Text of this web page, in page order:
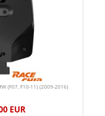
(F07, F10-11) (2009-2016)
EUR